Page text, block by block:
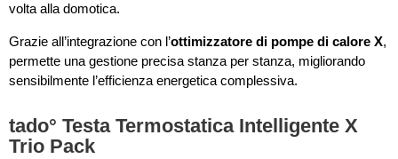
volta alla domotica.
Grazie all’integrazione con l’ottimizzatore di pompe di calore X,
permette una gestione precisa stanza per stanza, migliorando
sensibilmente l’efficienza energetica complessiva.
tado° Testa Termostatica Intelligente X
Trio Pack